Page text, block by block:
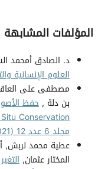
المؤلفات المشابهة
د. الصادق أمحمد
العلوم الإنسانية
مصطفى على
بن دلة , حفظ
Conservation
مجلد 6 عدد 12 (2021)
عطية محمد لربش,
المختار عثمان,